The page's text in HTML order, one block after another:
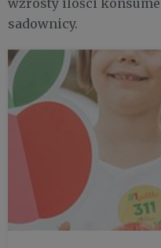
sadownicy.